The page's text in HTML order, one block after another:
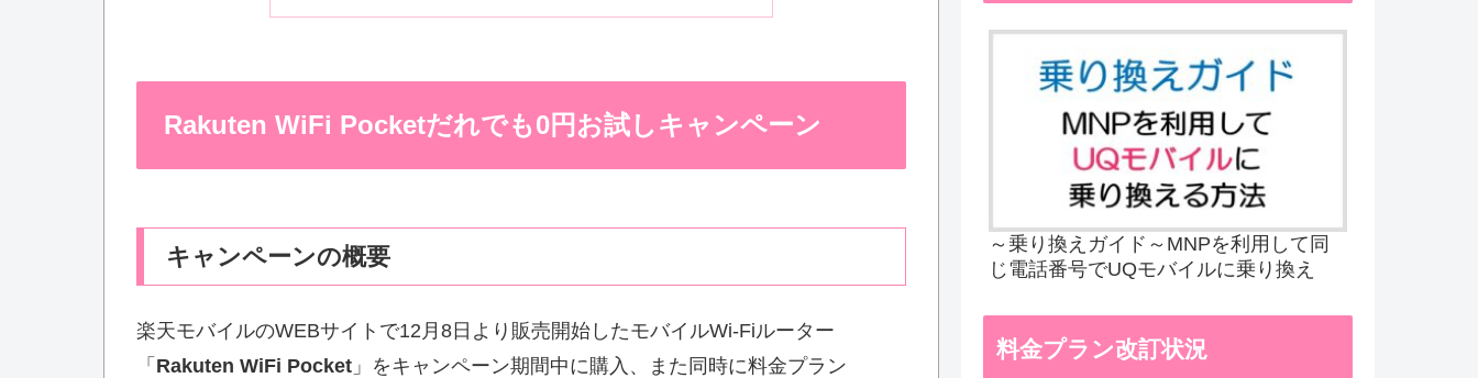
Rakuten WiFi Pocketだれでも0円お試しキャンペーン
キャンペーンの概要
楽天モバイルのWEBサイトで12月8日より販売開始したモバイルWi-Fiルーター
「 Rakuten WiFi Pocket 」をキャンペーン期間中に購入、また同時に料金プラン
～乗り換えガイド～MNPを利用して同
じ電話番号でUQモバイルに乗り換え
料金プラン改訂状況